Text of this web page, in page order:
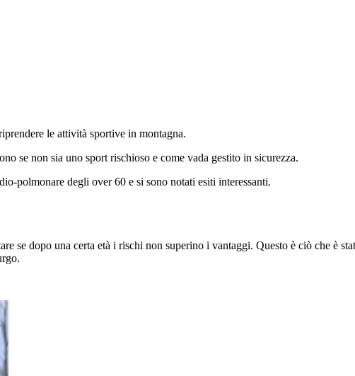
le attività sportive in montagna.
se non sia uno sport rischioso e come vada gestito in sicurezza.
polmonare degli over 60 e si sono notati esiti interessanti.
dopo una certa età i rischi non superino i vantaggi. Questo è ciò che è